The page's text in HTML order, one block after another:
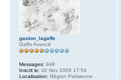
gaston_lagaffe
Gaffo Avancé
Messages: 948
Inscrit le: 02 Nov 2005 17:54
Localisation: Région Parisienne .